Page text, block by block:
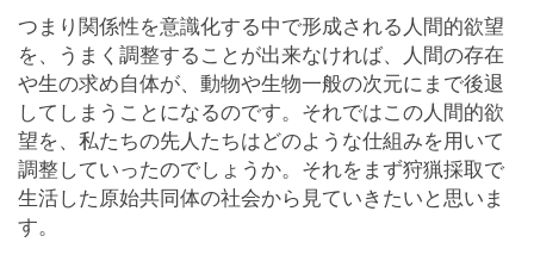
つまり関係性を意識化する中で形成される人間的欲望
を、うまく調整することが出来なければ、人間の存在
や生の求め自体が、動物や生物一般の次元にまで後退
してしまうことになるのです。それではこの人間的欲
望を、私たちの先人たちはどのような仕組みを用いて
調整していったのでしょうか。それをまず狩猟採取で
生活した原始共同体の社会から見ていきたいと思いま
す。